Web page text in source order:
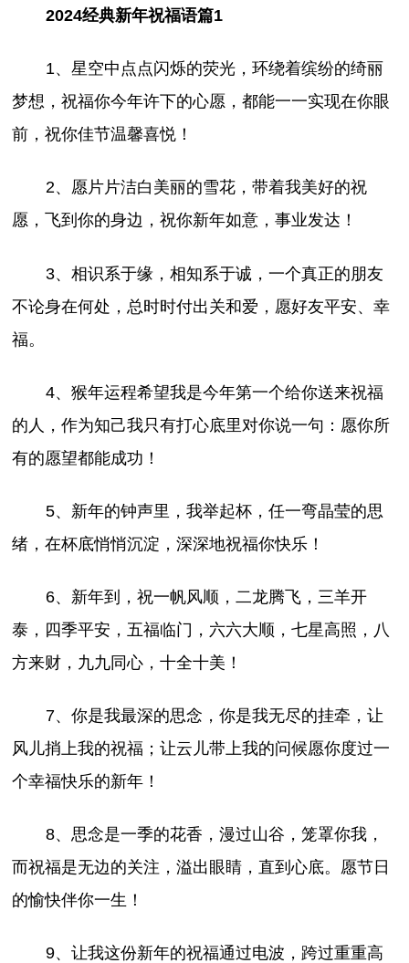
2024经典新年祝福语篇1
1、星空中点点闪烁的荧光，环绕着缤纷的绮丽
梦想，祝福你今年许下的心愿，都能一一实现在你眼
前，祝你佳节温馨喜悦！
2、愿片片洁白美丽的雪花，带着我美好的祝
愿，飞到你的身边，祝你新年如意，事业发达！
3、相识系于缘，相知系于诚，一个真正的朋友
不论身在何处，总时时付出关和爱，愿好友平安、幸
福。
4、猴年运程希望我是今年第一个给你送来祝福
的人，作为知己我只有打心底里对你说一句：愿你所
有的愿望都能成功！
5、新年的钟声里，我举起杯，任一弯晶莹的思
绪，在杯底悄悄沉淀，深深地祝福你快乐！
6、新年到，祝一帆风顺，二龙腾飞，三羊开
泰，四季平安，五福临门，六六大顺，七星高照，八
方来财，九九同心，十全十美！
7、你是我最深的思念，你是我无尽的挂牵，让
风儿捎上我的祝福；让云儿带上我的问候愿你度过一
个幸福快乐的新年！
8、思念是一季的花香，漫过山谷，笼罩你我，
而祝福是无边的关注，溢出眼睛，直到心底。愿节日
的愉快伴你一生！
9、让我这份新年的祝福通过电波，跨过重重高